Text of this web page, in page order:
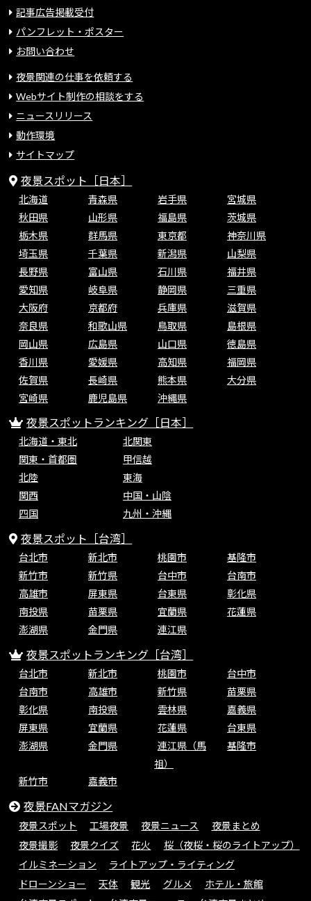
記事広告掲載受付
パンフレット・ポスター
お問い合わせ
夜景関連の仕事を依頼する
Webサイト制作の相談をする
ニュースリリース
動作環境
サイトマップ
夜景スポット［日本］
北海道 青森県 岩手県
宮城県
秋田県
山形県 福島県
茨城県
栃木県
群馬県 東京都
神奈川県
埼玉県
千葉県 新潟県
山梨県
長野県
富山県 石川県
福井県
愛知県
岐阜県 静岡県
三重県
大阪府
京都府 兵庫県
滋賀県
奈良県
和歌山県 鳥取県
島根県
岡山県
広島県 山口県
徳島県
香川県
愛媛県 高知県
福岡県
佐賀県
長崎県 熊本県
大分県
宮崎県
鹿児島県 沖縄県
夜景スポットランキング［日本］
北海道・東北
北関東
関東・首都圏
甲信越
北陸
東海
関西
中国・山陰
四国
九州・沖縄
夜景スポット［台湾］
台北市 新北市 桃園市
基隆市
新竹市
新竹県 台中市
台南市
高雄市
屏東県 台東県
彰化県
南投県
苗栗県 宜蘭県
花蓮県
澎湖県
金門県 連江県
夜景スポットランキング［台湾］
台北市 新北市 桃園市
台中市
台南市
高雄市 新竹県
苗栗県
彰化県
南投県 雲林県
嘉義県
屏東県
宜蘭県 花蓮県
台東県
澎湖県
金門県
連江県（馬
祖）
基隆市
新竹市 嘉義市
夜景FANマガジン
夜景スポット 工場夜景 夜景ニュース
夜景まとめ
夜景撮影
夜景クイズ 花火
桜（夜桜・桜のライトアップ）
イルミネーション
ライトアップ・ライティング
ドローンショー
天体 観光 グルメ
ホテル・旅館